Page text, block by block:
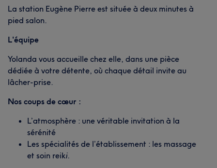
La station Eugène Pierre est située à deux minutes à
pied salon.
L'équipe
Yolanda vous accueille chez elle, dans une pièce
dédiée à votre détente, où chaque détail invite au
lâcher-prise.
Nos coups de cœur :
L’atmosphère : une véritable invitation à la
sérénité
Les spécialités de l’établissement : les massage
et soin reiki.